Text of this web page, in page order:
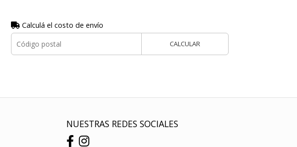
Calculá el costo de envío
CALCULAR
NUESTRAS REDES SOCIALES